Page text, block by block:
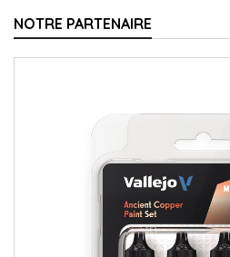
NOTRE PARTENAIRE